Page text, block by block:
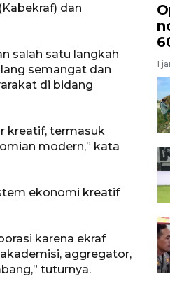
dan
salah satu langkah
semangat dan
di bidang
kreatif, termasuk
modern,” kata
ekonomi kreatif
karena ekraf
aggregator,
tuturnya.
1